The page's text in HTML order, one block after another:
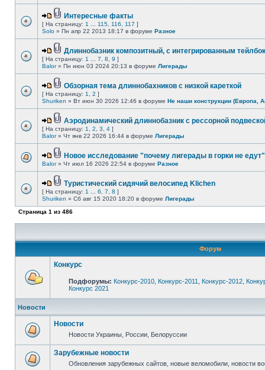
Интересные факты
[ На страницу: 1 115 116 117 ]
Solo » Пн апр 22 2013 18:17 в форуме Разное
Длиннобазник композитный, с интегрированным
[ На страницу: 1 7 8 9 ]
Balor» Пн июн 03 2024 20:13 в форуме Лигерады
Обзорная тема длиннобахников с низкой кареткой
[ На страницу: 1 2 ]
Shuriken » Вт июн 30 2026 12:46 в форуме Не наши конструкции (Европа,
Аэродинамический длиннобазник с рессорной
[ На страницу: 1 2 3 4 ]
Balor» Чт янв 22 2026 16:44 в форуме Лигерады
Новое исследование "почему лигерады в горки не
Balor» Чт июл 16 2026 22:54 в форуме Разное
Туристический сидячий велосипед Klichen
[ На страницу: 1 6 7 8 ]
Shuriken » Сб авг 15 2020 18:20 в форуме Лигерады
Страница 1 из 486
Форум
Конкурс
Подфорумы: Конкурс-2010 Конкурс-2011 Конкурс-2012
Конкурс 2021
Новости
Новости
Новости Украины, России, Белоруссии
Зарубежные новости
Обновления зарубежных сайтов, новые веломобили, новости